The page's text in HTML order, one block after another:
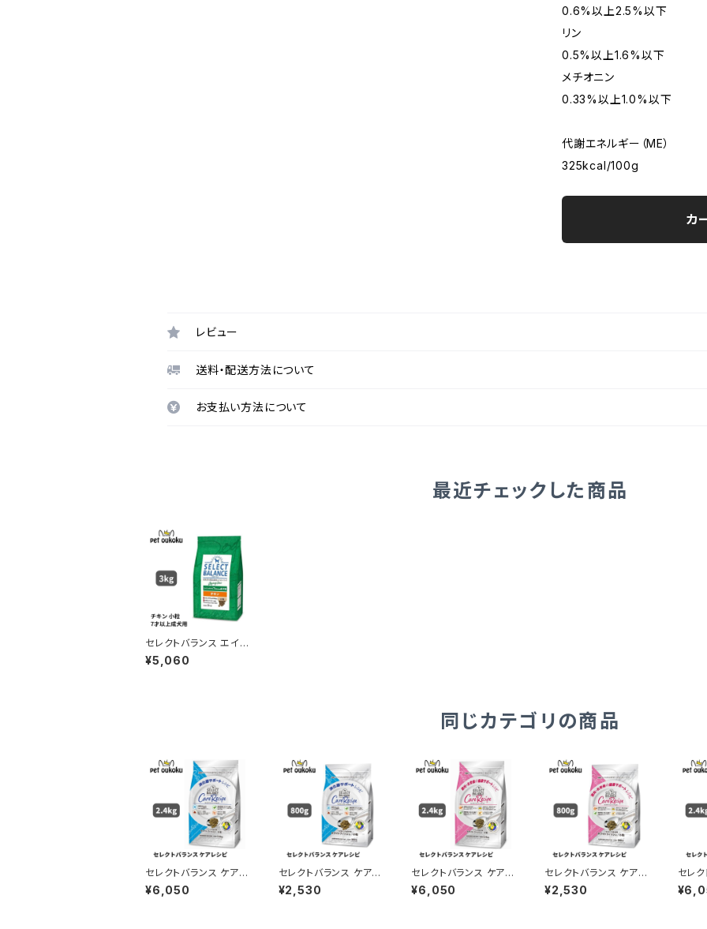
0.6%以上2.5%以下
リン
0.5%以上1.6%以下
メチオニン
0.33%以上1.0%以下
代謝エネルギー（ME）
325kcal/100g
カ
レビュー
送料・配送方法について
お支払い方法について
最近チェックした商品
セレクトバランス エイジ
ングケア チキン 小粒 7
才以上の成犬用 3kg
¥5,060
同じカテゴリの商品
セレクトバランス ケアレ
シピ ホワイトフィッシュ
小粒 消化器サポートレ
¥6,050
セレクトバランス ケアレ
シピ ホワイトフィッシュ
小粒 消化器サポートレ
¥2,530
セレクトバランス ケアレ
シピ ホワイトフィッシュ
小粒 避妊・去勢後の健
¥6,050
セレクトバランス ケアレ
シピ ホワイトフィッシュ
小粒 避妊・去勢後の健
¥2,530
セレ
シピ
小粒